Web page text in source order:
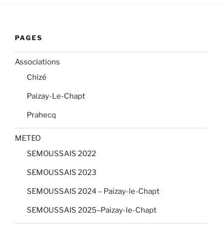
PAGES
Associations
Chizé
Paizay-Le-Chapt
Prahecq
METEO
SEMOUSSAIS 2022
SEMOUSSAIS 2023
SEMOUSSAIS 2024 – Paizay-le-Chapt
SEMOUSSAIS 2025–Paizay-le-Chapt